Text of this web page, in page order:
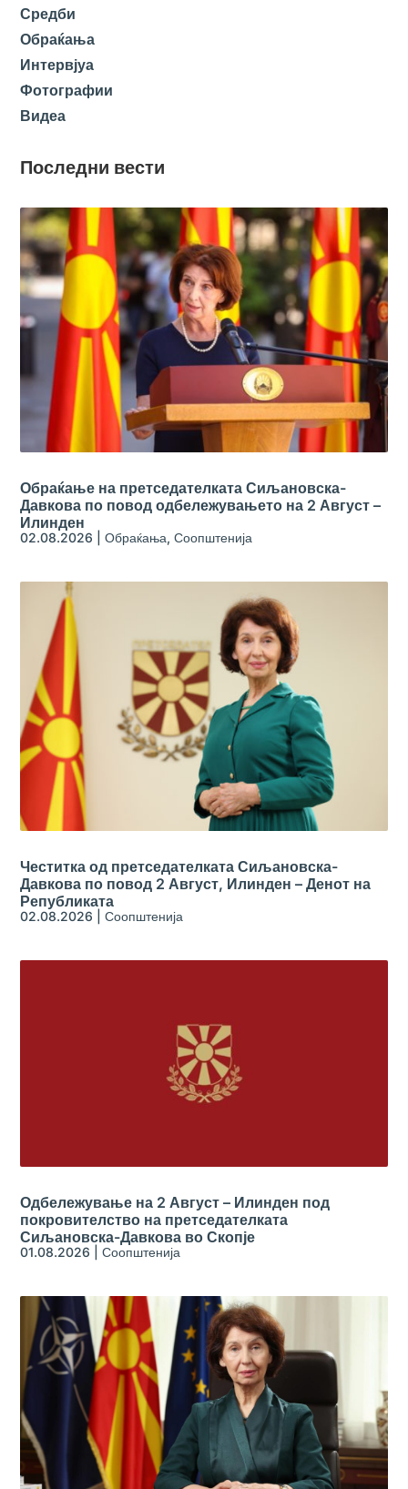
Средби
Обраќања
Интервјуа
Фотографии
Видеа
Последни вести
Обраќање на претседателката Сиљановска-
Давкова по повод одбележувањето на 2 Август –
Илинден
02.08.2026 |Обраќања,Соопштенија
Честитка од претседателката Сиљановска-
Давкова по повод 2 Август, Илинден – Денот на
Републиката
02.08.2026 |Соопштенија
Одбележување на 2 Август – Илинден под
покровителство на претседателката
Сиљановска-Давкова во Скопје
01.08.2026 |Соопштенија